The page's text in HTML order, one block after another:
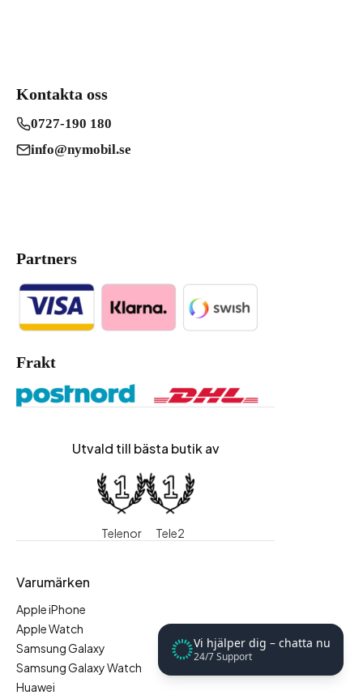
Vi hjälper dig – chatta nu
24/7 Support
Kontakta oss
0727-190 180
info@nymobil.se
Partners
Frakt
Utvald till bästa butik av
Telenor Tele2
Varumärken
Apple iPhone
Apple Watch
Samsung Galaxy
Samsung Galaxy Watch
Huawei